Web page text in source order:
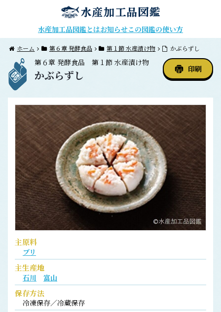
水産加工品図鑑とはお知らせこの図鑑の使い方
ホーム 第６章 発酵食品 第１節 水産漬け物 かぶらずし
第６章 発酵食品 第１節 水産漬け物
かぶらずし 印刷
主原料
ブリ
主生産地
石川 富山
保存方法
冷凍保存／冷蔵保存